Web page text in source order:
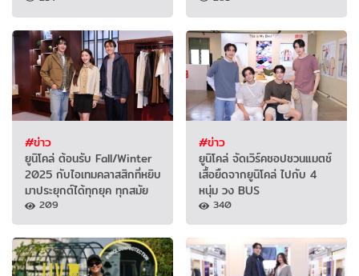
#ข่าว
ยูนิโคล่ ต้อนรับ Fall/Winter
2025 กับไอเทมคลาสสิกที่หยิบ
มาประยุกต์ได้ทุกยุค ทุกสมัย
209
#ข่าว
ยูนิโคล่ จัดเวิร์คชอปชวนแมตช์
เสื้อยืดจากยูนิโคล่ ไปกับ 4
หนุ่ม วง BUS
340